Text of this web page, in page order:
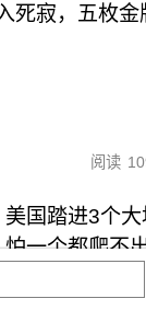
死寂，五枚金
阅读
美国踏进3个
怕一个都爬不
最热